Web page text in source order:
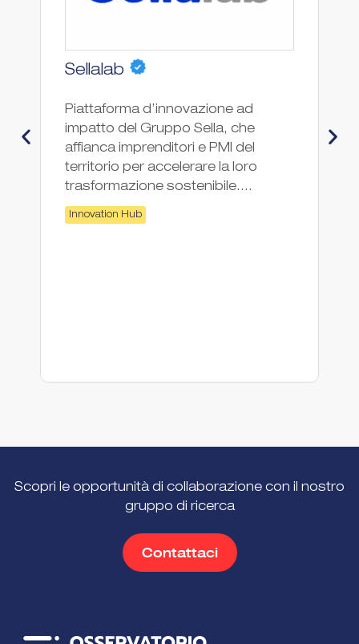
Sellalab
Piattaforma d’innovazione ad
impatto del Gruppo Sella, che
affianca imprenditori e PMI del
territorio per accelerare la loro
trasformazione sostenibile....
Innovation Hub
Scopri le opportunità di collaborazione con il nostro
gruppo di ricerca
Contattaci